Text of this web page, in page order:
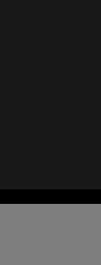
ventana)
ventana)